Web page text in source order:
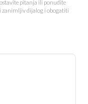
pitanja ili ponudite
zanimljiv dijalog i obogatiti